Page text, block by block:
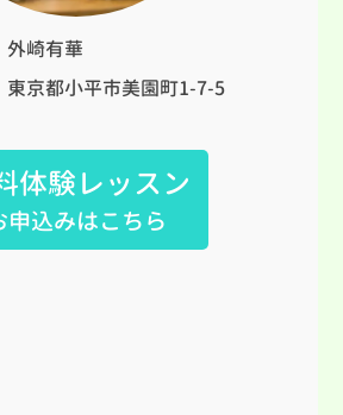
外崎有華
東京都小平市美園町1-7-5
体験レッスン
申込みはこちら